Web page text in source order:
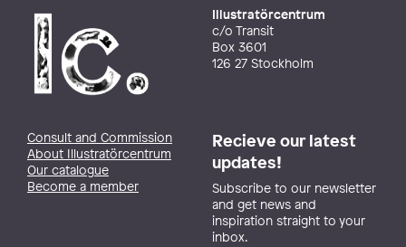
Illustratörcentrum
c/o Transit
Box 3601
126 27 Stockholm
Consult and Commission
About Illustratörcentrum
Our catalogue
Become a member
Recieve our latest
updates!
Subscribe to our newsletter
and get news and
inspiration straight to your
inbox.